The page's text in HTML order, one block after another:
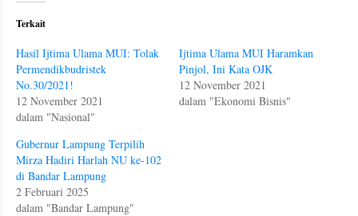
Terkait
Hasil Ijtima Ulama MUI: Tolak
Permendikbudristek
No.30/2021!
12 November 2021
dalam "Nasional"
Ijtima Ulama MUI Haramkan
Pinjol, Ini Kata OJK
12 November 2021
dalam "Ekonomi Bisnis"
Gubernur Lampung Terpilih
Mirza Hadiri Harlah NU ke-102
di Bandar Lampung
2 Februari 2025
dalam "Bandar Lampung"